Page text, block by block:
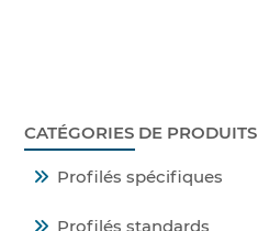
CATÉGORIES DE PRODUITS
Profilés spécifiques
Profilés standards